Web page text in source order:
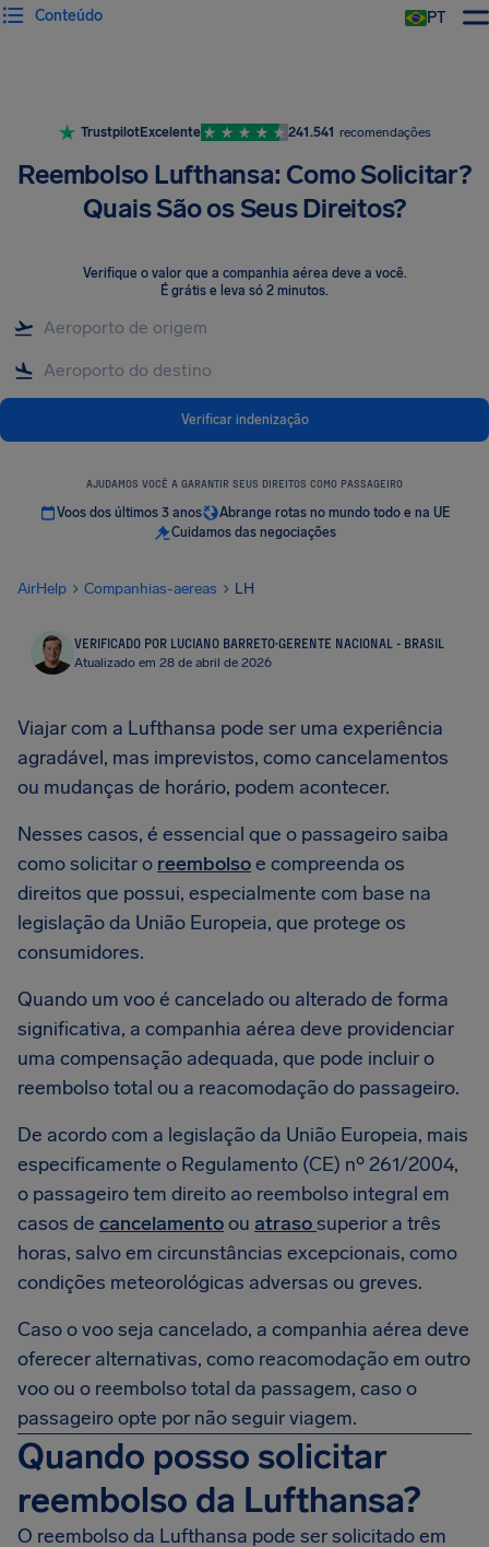
PT
Conteúdo
TrustpilotExcelente 241.541 recomendações
Reembolso Lufthansa: Como Solicitar?
Quais São os Seus Direitos?
Verifique o valor que a companhia aérea deve a você.
É grátis e leva só 2 minutos.
Verificar indenização
AJUDAMOS VOCÊ A GARANTIR SEUS DIREITOS COMO PASSAGEIRO
Voos dos últimos 3 anos
Abrange rotas no mundo todo e na UE
Cuidamos das negociações
AirHelp Companhias-aereas LH
VERIFICADO POR LUCIANO BARRETO·GERENTE NACIONAL - BRASIL
Atualizado em 28 de abril de 2026
Viajar com a Lufthansa pode ser uma experiência
agradável, mas imprevistos, como cancelamentos
ou mudanças de horário, podem acontecer.
Nesses casos, é essencial que o passageiro saiba
como solicitar o reembolsoe compreenda os
direitos que possui, especialmente com base na
legislação da União Europeia, que protege os
consumidores.
Quando um voo é cancelado ou alterado de forma
significativa, a companhia aérea deve providenciar
uma compensação adequada, que pode incluir o
reembolso total ou a reacomodação do passageiro.
De acordo com a legislação da União Europeia, mais
especificamente o Regulamento (CE) nº 261/2004,
o passageiro tem direito ao reembolso integral em
casos de cancelamentoou atrasosuperior a três
horas, salvo em circunstâncias excepcionais, como
condições meteorológicas adversas ou greves.
Caso o voo seja cancelado, a companhia aérea deve
oferecer alternativas, como reacomodação em outro
voo ou o reembolso total da passagem, caso o
passageiro opte por não seguir viagem.
Quando posso solicitar
reembolso da Lufthansa?
O reembolso da Lufthansa pode ser solicitado em